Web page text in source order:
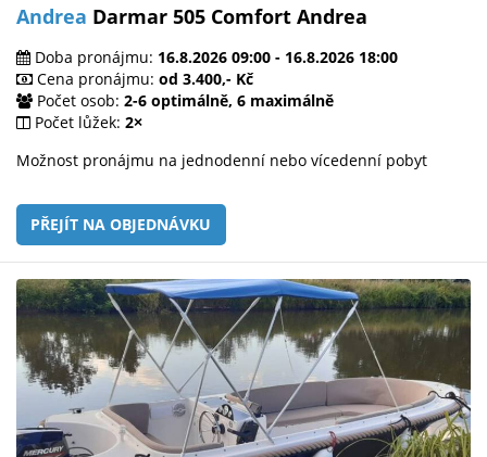
Andrea Darmar 505 Comfort Andrea
Doba pronájmu: 16.8.2026 09:00 - 16.8.2026 18:00
Cena pronájmu: od 3.400,- Kč
Počet osob: 2-6 optimálně, 6 maximálně
Počet lůžek: 2×
Možnost pronájmu na jednodenní nebo vícedenní pobyt
PŘEJÍT NA OBJEDNÁVKU